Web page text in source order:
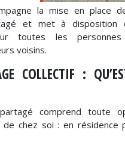
la mise en place
et met à disposition
toutes les personnes
voisins.
COLLECTIF :
comprend toute
chez soi : en résidence